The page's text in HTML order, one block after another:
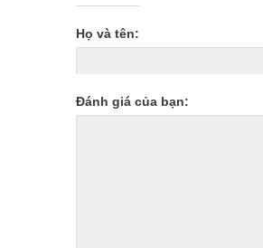
Họ và tên:
Đánh giá của bạn: